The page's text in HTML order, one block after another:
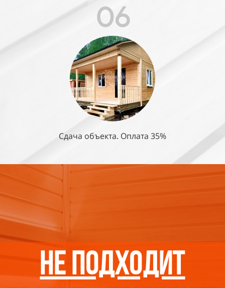
06
Сдача объекта. Оплата 35%
нЕ подходит